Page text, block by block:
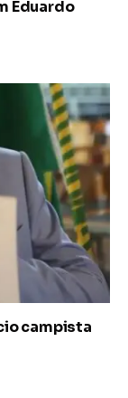
Eduardo
campista